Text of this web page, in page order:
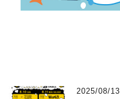
2025/08/13